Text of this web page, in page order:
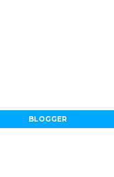
BLOGGER